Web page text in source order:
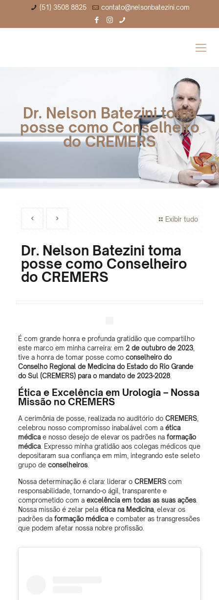
(51) 3508 8825 contato@nelsonbatezini.com
Dr. Nelson Batezini toma
posse como Conselheiro
do CREMERS
Exibir tudo
Dr. Nelson Batezini toma
posse como Conselheiro
do CREMERS
É com grande honra e profunda gratidão que compartilho
este marco em minha carreira: em 2 de outubro de 2023,
tive a honra de tomar posse como conselheiro do
Conselho Regional de Medicina do Estado do Rio Grande
do Sul (CREMERS)para o mandato de 2023-2028.
Ética e Excelência em Urologia – Nossa
Missão no CREMERS
A cerimônia de posse, realizada no auditório do CREMERS,
celebrou nosso compromisso inabalável com a ética
médicae nosso desejo de elevar os padrões na formação
médica. Expresso minha gratidão aos colegas médicos que
depositaram sua confiança em mim, integrando este seleto
grupo de conselheiros.
Nossa determinação é clara: liderar o CREMERScom
responsabilidade, tornando-o ágil, transparente e
comprometido com a excelência em todas as suas ações.
Nossa missão é zelar pela ética na Medicina, elevar os
padrões da formação médicae combater as transgressões
que podem afetar nossa nobre profissão.